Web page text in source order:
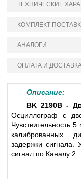
ТЕХНИЧЕСКИЕ
КОМПЛЕКТ
АНАЛОГИ
ОПЛАТА И
Описание:
BK 2190B -
Осциллограф с
Чувствительность
калиброванных
задержки
сигнал по Каналу 2.